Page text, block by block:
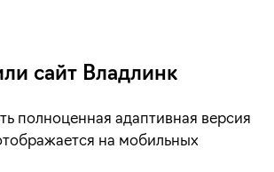
сайт Владлинк
полноценная адаптивная версия
на мобильных